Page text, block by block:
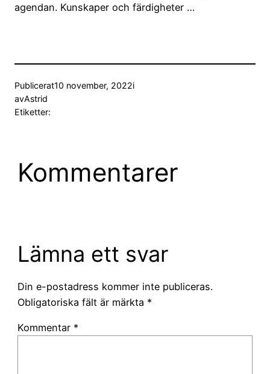
agendan. Kunskaper och färdigheter …
Publicerat10 november, 2022i
avAstrid
Etiketter:
Kommentarer
Lämna ett svar
Din e-postadress kommer inte publiceras.
Obligatoriska fält är märkta *
Kommentar *